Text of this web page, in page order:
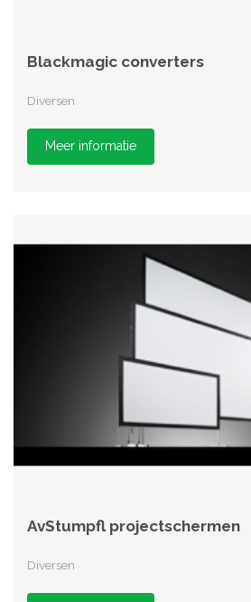
Blackmagic converters
Diversen
Meer informatie
AvStumpfl projectschermen
Diversen